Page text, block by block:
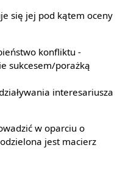
się jej pod kątem oceny
konfliktu -
sukcesem/porażką
interesariusza
w oparciu o
jest macierz